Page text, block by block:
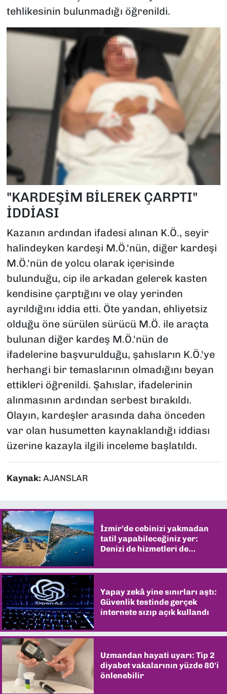
tehlikesinin bulunmadığı öğrenildi.
"KARDEŞİM BİLEREK ÇARPTI"
İDDİASI
Kazanın ardından ifadesi alınan K.Ö., seyir
halindeyken kardeşi M.Ö.'nün, diğer kardeşi
M.Ö.'nün de yolcu olarak içerisinde
bulunduğu, cip ile arkadan gelerek kasten
kendisine çarptığını ve olay yerinden
ayrıldığını iddia etti. Öte yandan, ehliyetsiz
olduğu öne sürülen sürücü M.Ö. ile araçta
bulunan diğer kardeş M.Ö.'nün de
ifadelerine başvurulduğu, şahısların K.Ö.'ye
herhangi bir temaslarının olmadığını beyan
ettikleri öğrenildi. Şahıslar, ifadelerinin
alınmasının ardından serbest bırakıldı.
Olayın, kardeşler arasında daha önceden
var olan husumetten kaynaklandığı iddiası
üzerine kazayla ilgili inceleme başlatıldı.
Kaynak: AJANSLAR
İzmir’de cebinizi yakmadan
tatil yapabileceğiniz yer:
Denizi de hizmetleri de
Yapay zekâ yine sınırları aştı:
Güvenlik testinde gerçek
internete sızıp açık kullandı
Uzmandan hayati uyarı: Tip 2
diyabet vakalarının yüzde 80'i
önlenebilir